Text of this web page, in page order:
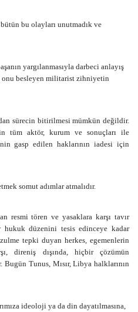
bu olayları unutmadık ve
yargılanmasıyla darbeci anlayış
besleyen militarist zihniyetin
sürecin bitirilmesi mümkün değildir.
tüm aktör, kurum ve sonuçları ile
gasp edilen haklarının iadesi için
somut adımlar atmalıdır.
resmi tören ve yasaklara karşı tavır
hukuk düzenini tesis edinceye kadar
tepki duyan herkes, egemenlerin
direniş dışında , hiçbir çözümün
Bugün Tunus, Mısır, Libya halklarının
ideoloji ya da din dayatılmasına,